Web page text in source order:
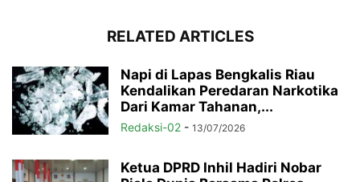
RELATED ARTICLES
Napi di Lapas Bengkalis Riau
Kendalikan Peredaran Narkotika
Dari Kamar Tahanan,...
Redaksi-02 - 13/07/2026
Ketua DPRD Inhil Hadiri Nobar